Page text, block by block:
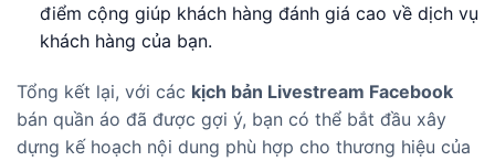
điểm cộng giúp khách hàng đánh giá cao về dịch vụ
khách hàng của bạn.
Tổng kết lại, với các kịch bản Livestream Facebook
bán quần áo đã được gợi ý, bạn có thể bắt đầu xây
dựng kế hoạch nội dung phù hợp cho thương hiệu của